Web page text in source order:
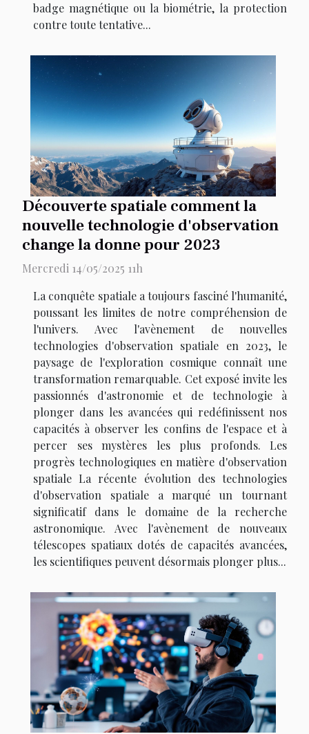
badge magnétique ou la biométrie, la protection
contre toute tentative...
Découverte spatiale comment la
nouvelle technologie d'observation
change la donne pour 2023
Mercredi 14/05/2025 11h
La conquête spatiale a toujours fasciné l'humanité,
poussant les limites de notre compréhension de
l'univers. Avec l'avènement de nouvelles
technologies d'observation spatiale en 2023, le
paysage de l'exploration cosmique connaît une
transformation remarquable. Cet exposé invite les
passionnés d'astronomie et de technologie à
plonger dans les avancées qui redéfinissent nos
capacités à observer les confins de l'espace et à
percer ses mystères les plus profonds. Les
progrès technologiques en matière d'observation
spatiale La récente évolution des technologies
d'observation spatiale a marqué un tournant
significatif dans le domaine de la recherche
astronomique. Avec l'avènement de nouveaux
télescopes spatiaux dotés de capacités avancées,
les scientifiques peuvent désormais plonger plus...